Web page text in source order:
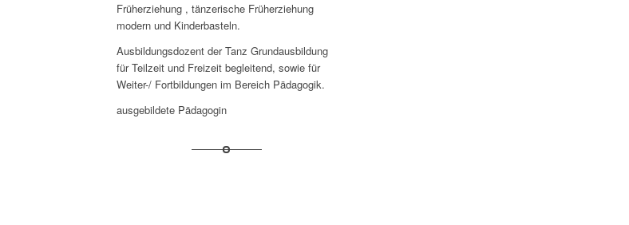
Früherziehung , tänzerische Früherziehung
modern und Kinderbasteln.
Ausbildungsdozent der Tanz Grundausbildung
für Teilzeit und Freizeit begleitend, sowie für
Weiter-/ Fortbildungen im Bereich Pädagogik.
ausgebildete Pädagogin